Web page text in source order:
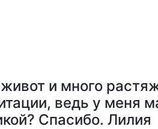
и много
ведь у меня
Спасибо. Лилия